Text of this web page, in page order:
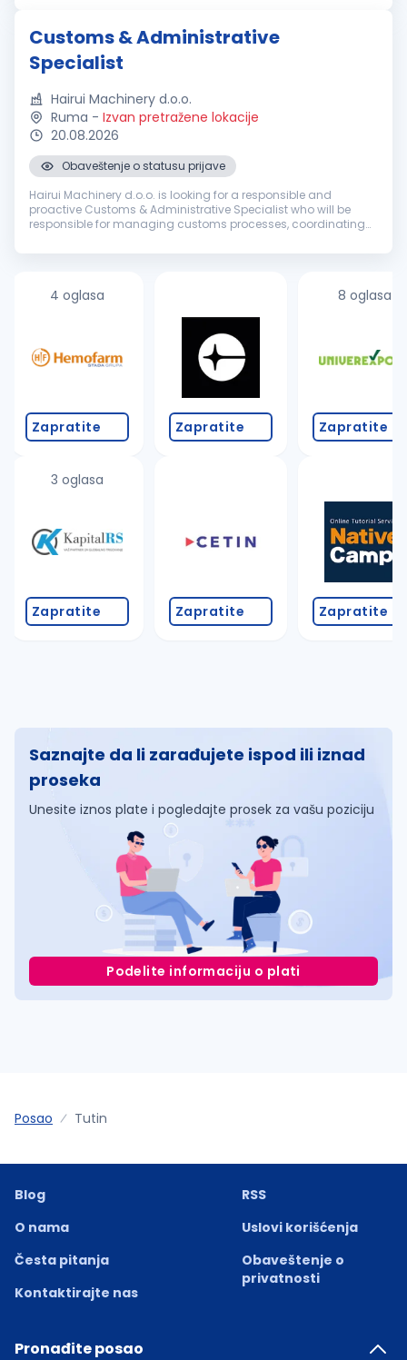
Customs & Administrative
Specialist
Hairui Machinery d.o.o.
Ruma - Izvan pretražene lokacije
20.08.2026
Obaveštenje o statusu prijave
Hairui Machinery d.o.o. is looking for a responsible and
proactive Customs & Administrative Specialist who will be
responsible for managing customs processes, coordinating
and providing ad...
4 oglasa
Zapratite
3 oglasa
Zapratite
Zapratite
Zapratite
8 oglasa
Zapratite
Zapratite
Saznajte da li zarađujete ispod ili iznad
proseka
Unesite iznos plate i pogledajte prosek za vašu poziciju
Podelite informaciju o plati
Posao Tutin
Blog
O nama
Česta pitanja
Kontaktirajte nas
RSS
Uslovi korišćenja
Obaveštenje o
privatnosti
Pronađite posao